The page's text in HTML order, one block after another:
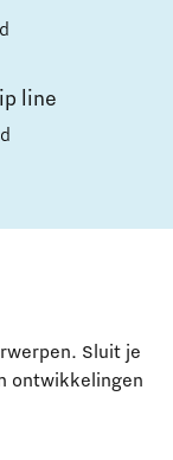
line
Sluit je
ontwikkelingen